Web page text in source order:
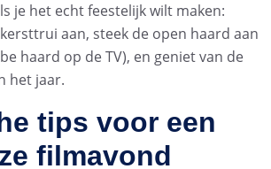
je het echt feestelijk wilt maken:
aan, steek de open haard aan
haard op de TV), en geniet van de
het jaar.
tips voor een
filmavond